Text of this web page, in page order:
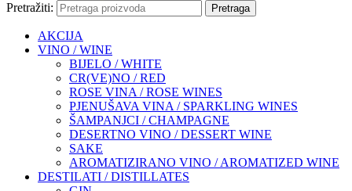
Pretražiti:
Pretraga
AKCIJA
VINO / WINE
BIJELO / WHITE
CR(VE)NO / RED
ROSE VINA / ROSE WINES
PJENUŠAVA VINA / SPARKLING WINES
ŠAMPANJCI / CHAMPAGNE
DESERTNO VINO / DESSERT WINE
SAKE
AROMATIZIRANO VINO / AROMATIZED WINE
DESTILATI / DISTILLATES